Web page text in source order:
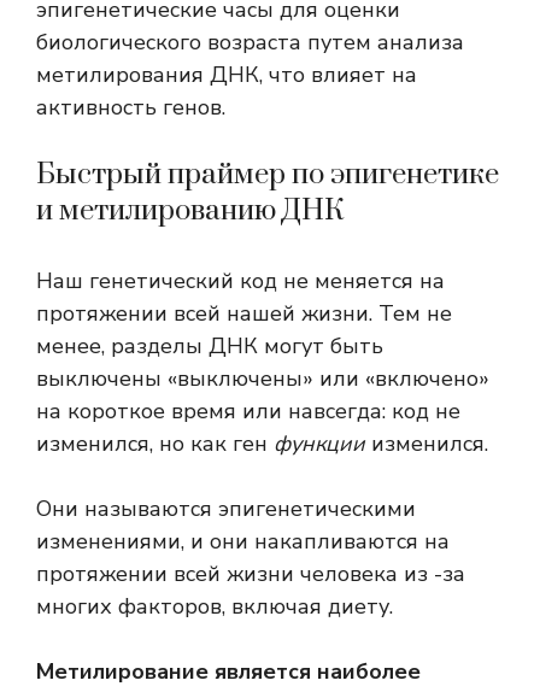
эпигенетические часы для оценки
биологического возраста путем анализа
метилирования ДНК, что влияет на
активность генов.
Быстрый праймер по эпигенетике
и метилированию ДНК
Наш генетический код не меняется на
протяжении всей нашей жизни. Тем не
менее, разделы ДНК могут быть
выключены «выключены» или «включено»
на короткое время или навсегда: код не
изменился, но как ген функцииизменился.
Они называются эпигенетическими
изменениями, и они накапливаются на
протяжении всей жизни человека из -за
многих факторов, включая диету.
Метилирование является наиболее